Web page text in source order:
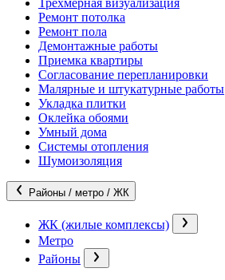
Трехмерная визуализация
Ремонт потолка
Ремонт пола
Демонтажные работы
Приемка квартиры
Согласование перепланировки
Малярные и штукатурные работы
Укладка плитки
Оклейка обоями
Умный дома
Системы отопления
Шумоизоляция
Районы / метро / ЖК
ЖК (жилые комплексы)
Метро
Районы